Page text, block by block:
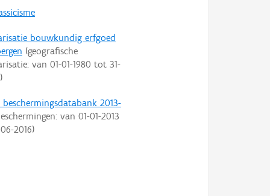
bouwkundig erfgoed
(geografische
van 01-01-1980 tot 31-
)
beschermingsdatabank 2013-
van 01-01-2013
2016)